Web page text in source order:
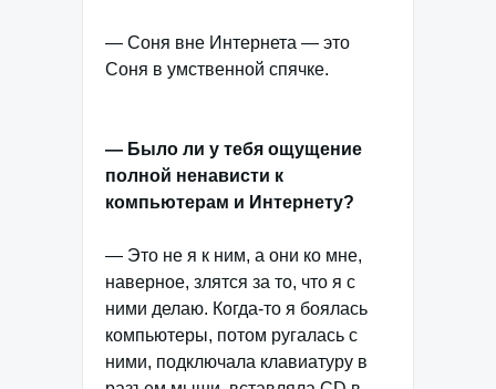
— Соня вне Интернета — это
Соня в умственной спячке.
— Было ли у тебя ощущение
полной ненависти к
компьютерам и Интернету?
— Это не я к ним, а они ко мне,
наверное, злятся за то, что я с
ними делаю. Когда-то я боялась
компьютеры, потом ругалась с
ними, подключала клавиатуру в